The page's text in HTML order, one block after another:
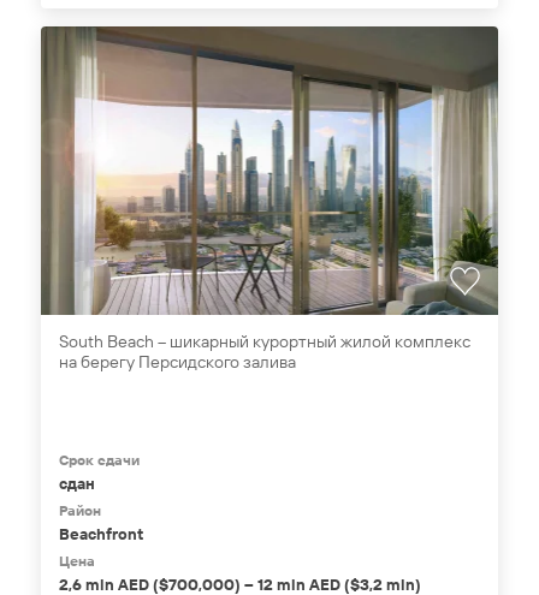
South Beach – шикарный курортный жилой комплекс
на берегу Персидского залива
Срок сдачи
сдан
Район
Beachfront
Цена
2,6 mln AED ($700,000) – 12 mln AED ($3,2 mln)